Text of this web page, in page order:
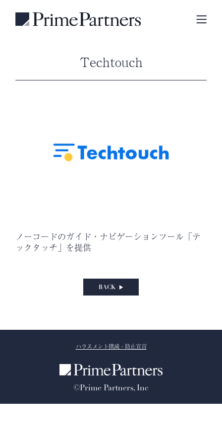
Techtouch
ノーコードのガイド・ナビゲーションツール「テ
ックタッチ」を提供
BACK
ハラスメント撲滅・防止宣言
©Prime Partners, Inc